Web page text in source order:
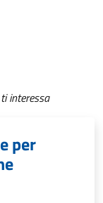
interessa
per